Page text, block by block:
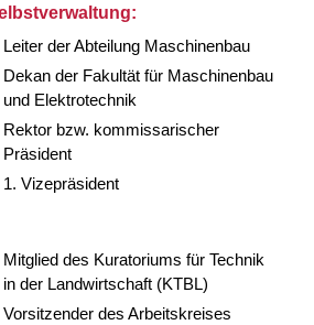
Leiter der Abteilung Maschinenbau
Dekan der Fakultät für Maschinenbau
und Elektrotechnik
Rektor bzw. kommissarischer
Präsident
1. Vizepräsident
Mitglied des Kuratoriums für Technik
in der Landwirtschaft (KTBL)
Vorsitzender des Arbeitskreises